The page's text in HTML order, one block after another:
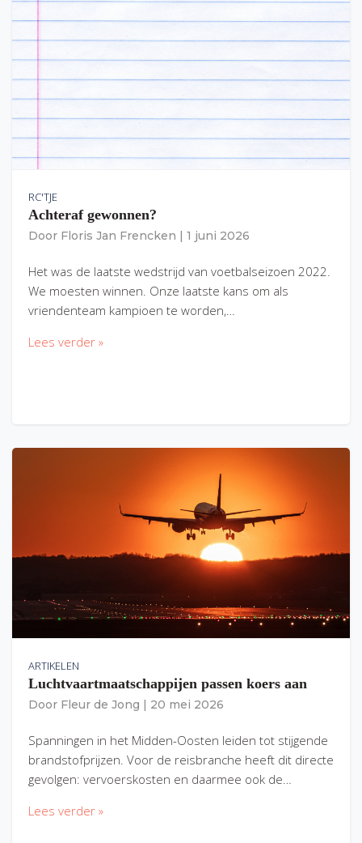
RC'TJE
Achteraf gewonnen?
Door Floris Jan Frencken 1 juni 2026
Het was de laatste wedstrijd van voetbalseizoen 2022.
We moesten winnen. Onze laatste kans om als
vriendenteam kampioen te worden,…
Lees verder »
ARTIKELEN
Luchtvaartmaatschappijen passen koers aan
Door Fleur de Jong 20 mei 2026
Spanningen in het Midden-Oosten leiden tot stijgende
brandstofprijzen. Voor de reisbranche heeft dit directe
gevolgen: vervoerskosten en daarmee ook de…
Lees verder »